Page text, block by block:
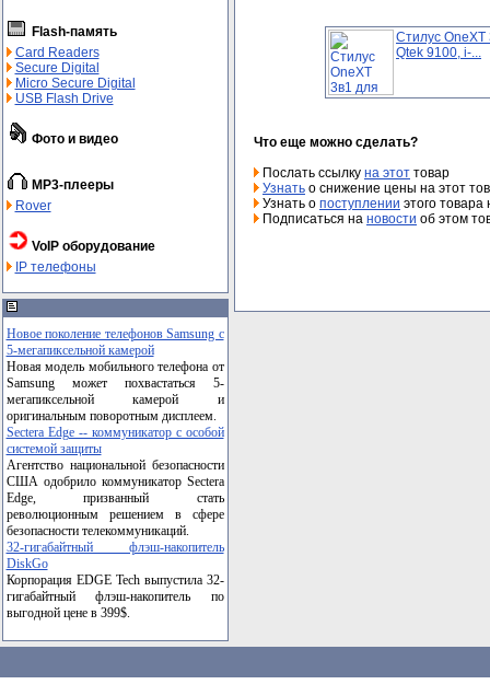
Flash-память
Card Readers
Secure Digital
Micro Secure Digital
USB Flash Drive
Фото и видео
MP3-плееры
Rover
VoIP оборудование
IP телефоны
Новое поколение телефонов Samsung с
5-мегапиксельной камерой
Новая модель мобильного телефона от
Samsung может похвастаться 5-
мегапиксельной камерой и
оригинальным поворотным дисплеем.
Sectera Edge -- коммуникатор с особой
системой защиты
Агентство национальной безопасности
США одобрило коммуникатор Sectera
Edge, призванный стать
революционным решением в сфере
безопасности телекоммуникаций.
32-гигабайтный флэш-накопитель
DiskGo
Корпорация EDGE Tech выпустила 32-
гигабайтный флэш-накопитель по
выгодной цене в 399$.
Стилус OneXT
Qtek 9100, i-...
Что еще можно сделать?
Послать ссылку на этот товар
Узнать о снижение цены на этот
Узнать о поступлении этого товара
Подписаться на новости об этом